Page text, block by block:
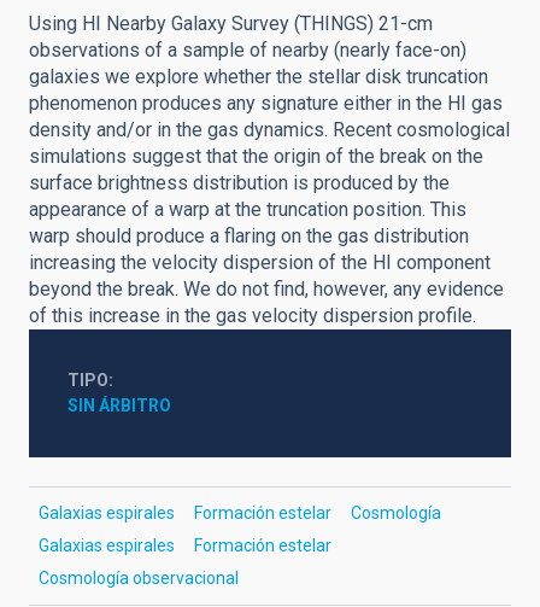
Using HI Nearby Galaxy Survey (THINGS) 21-cm
observations of a sample of nearby (nearly face-on)
galaxies we explore whether the stellar disk truncation
phenomenon produces any signature either in the HI gas
density and/or in the gas dynamics. Recent cosmological
simulations suggest that the origin of the break on the
surface brightness distribution is produced by the
appearance of a warp at the truncation position. This
warp should produce a flaring on the gas distribution
increasing the velocity dispersion of the HI component
beyond the break. We do not find, however, any evidence
of this increase in the gas velocity dispersion profile.
TIPO
SIN ÁRBITRO
Galaxias espirales Formación estelar
Cosmología
Galaxias espirales
Formación estelar
Cosmología observacional